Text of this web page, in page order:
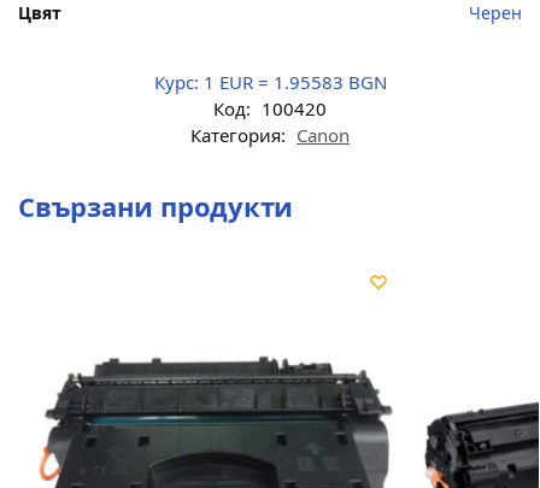
Цвят Черен
Курс: 1 EUR = 1.95583 BGN
Код: 100420
Категория: Canon
Свързани продукти